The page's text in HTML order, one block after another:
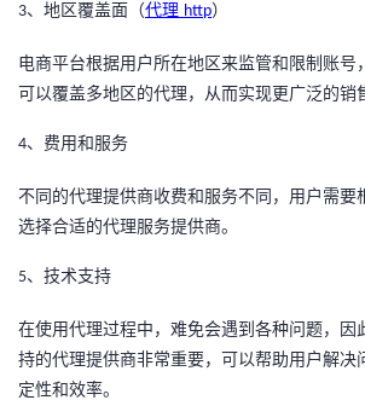
3、 地区覆盖面 （代理 http）
电商平台根据用户所在地区来监管和限制账号
可以覆盖多地区的代理，从而实现更广泛的销
4、 费用和服务
不同的代理提供商收费和服务不同，用户需要
选择合适的代理服务提供商。
5、 技术支持
在使用代理过程中，难免会遇到各种问题，因
持的代理提供商非常重要，可以帮助用户解决
定性和效率。